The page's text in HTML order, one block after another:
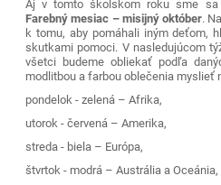
Aj v tomto školskom roku sme sa
Farebný mesiac – misijný október.
k tomu, aby pomáhali iným deťom,
skutkami pomoci. V nasledujúcom
všetci budeme obliekať podľa
modlitbou a farbou oblečenia myslieť
pondelok - zelená – Afrika,
utorok - červená – Amerika,
streda - biela – Európa,
štvrtok - modrá – Austrália a Oceánia,